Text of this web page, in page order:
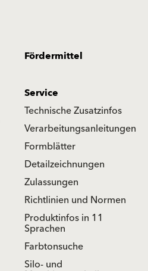
Fördermittel
Service
Technische Zusatzinfos
Verarbeitungsanleitungen
Formblätter
Detailzeichnungen
Zulassungen
Richtlinien und Normen
Produktinfos in 11
Sprachen
Farbtonsuche
Silo- und